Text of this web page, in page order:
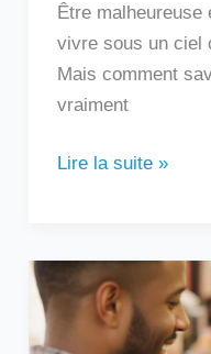
Être malheureuse
vivre sous un ciel
Mais comment
vraiment
Lire la suite »
Un
homme